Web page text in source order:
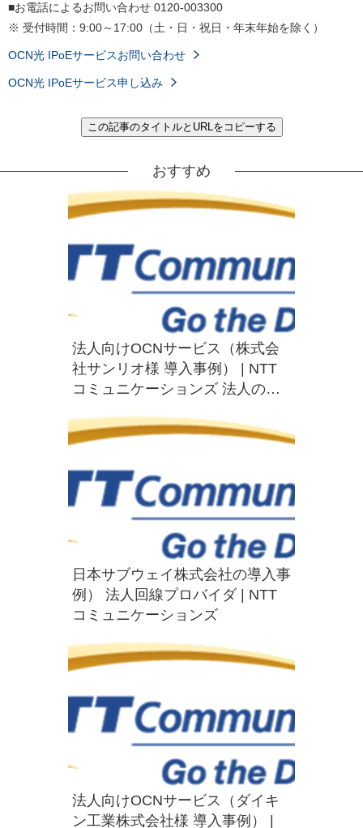
■お電話によるお問い合わせ 0120-003300
※ 受付時間：9:00～17:00（土・日・祝日・年末年始を除く）
OCN光 IPoEサービスお問い合わせ
OCN光 IPoEサービス申し込み
この記事のタイトルとURLをコピーする
おすすめ
法人向けOCNサービス（株式会
社サンリオ様 導入事例） | NTT
コミュニケーションズ 法人のお
日本サブウェイ株式会社の導入事
例） 法人回線プロバイダ | NTT
コミュニケーションズ
法人向けOCNサービス（ダイキ
ン工業株式会社様 導入事例） |